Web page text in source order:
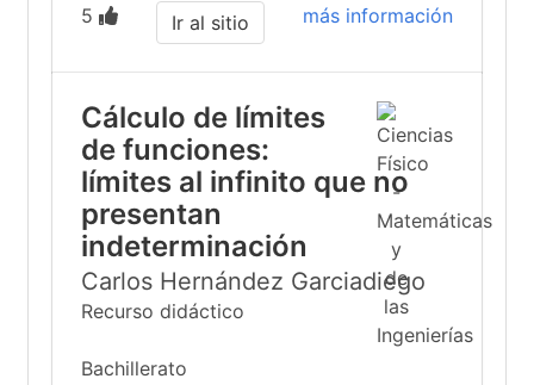
5
más información
Ir al sitio
Cálculo de límites
de funciones:
límites al infinito que no
presentan
indeterminación
Carlos Hernández Garciadiego
Recurso didáctico
Bachillerato